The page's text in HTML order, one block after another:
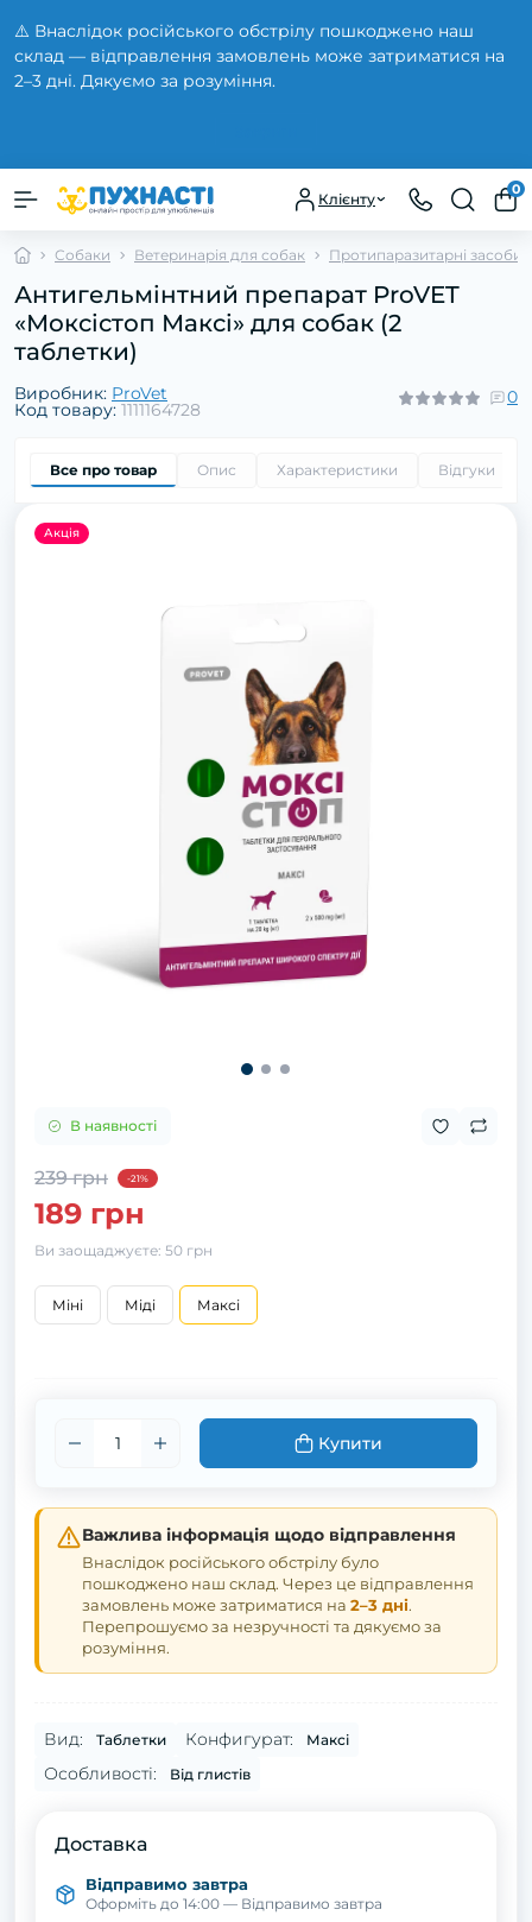
⚠️ Внаслідок російського обстрілу пошкоджено наш
склад — відправлення замовлень може затриматися на
2–3 дні. Дякуємо за розуміння.
Клієнту
0
Собаки Ветеринарія для собак Протипаразитарні засоби
Антигельмінтний препарат ProVET
«Моксістоп Максі» для собак (2
таблетки)
Виробник: ProVet
Код товару: 1111164728
0
Все про товар Опис Характеристики Відгуки
Акція
В наявності
239 грн -21%
189 грн
Ви заощаджуєте: 50 грн
Міні Міді Максі
Купити
Важлива інформація щодо відправлення
Внаслідок російського обстрілу було
пошкоджено наш склад. Через це відправлення
замовлень може затриматися на 2–3 дні.
Перепрошуємо за незручності та дякуємо за
розуміння.
Вид: Таблетки Конфигурат: Максі
Особливості: Від глистів
Доставка
Відправимо завтра
Оформіть до 14:00 — Відправимо завтра